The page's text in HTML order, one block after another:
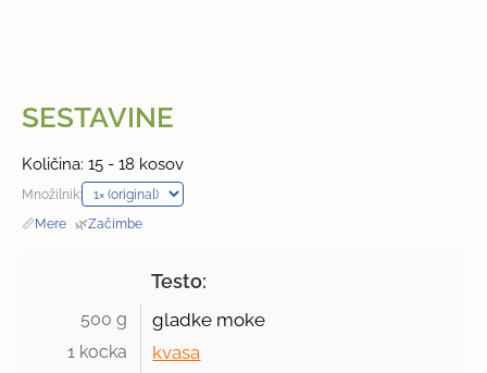
SESTAVINE
Količina: 15 - 18 kosov
Množilnik:
📏Mere · 🌿Začimbe
Testo:
500 g gladke moke
1 kocka kvasa